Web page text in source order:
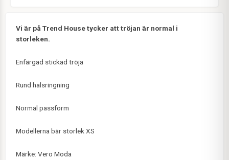
Vi är på Trend House tycker att tröjan är normal i
storleken.
Enfärgad stickad tröja
Rund halsringning
Normal passform
Modellerna bär storlek XS
Märke: Vero Moda